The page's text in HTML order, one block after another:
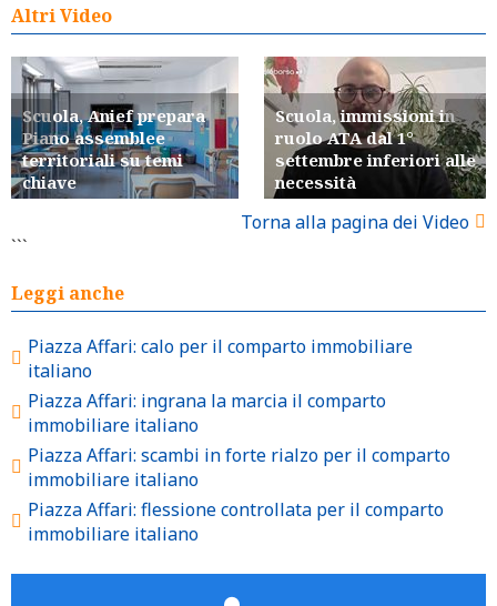
Altri Video
Scuola, Anief prepara
Piano assemblee
territoriali su temi
chiave
Scuola, immissioni in
ruolo ATA dal 1°
settembre inferiori alle
necessità
Torna alla pagina dei Video
```
Leggi anche
Piazza Affari: calo per il comparto immobiliare
italiano
Piazza Affari: ingrana la marcia il comparto
immobiliare italiano
Piazza Affari: scambi in forte rialzo per il comparto
immobiliare italiano
Piazza Affari: flessione controllata per il comparto
immobiliare italiano